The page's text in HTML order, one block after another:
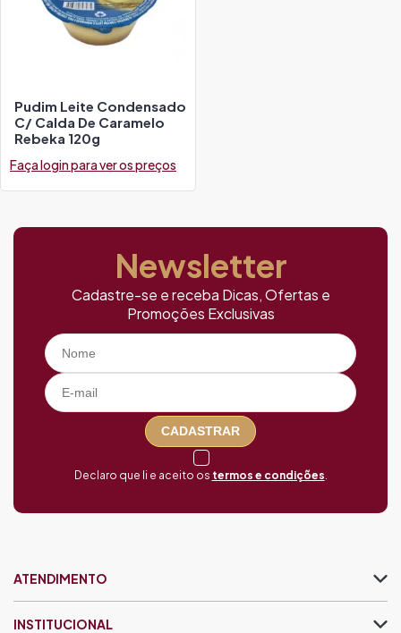
Pudim Leite Condensado
C/ Calda De Caramelo
Rebeka 120g
Faça login para ver os preços
Newsletter
Cadastre-se e receba Dicas, Ofertas e
Promoções Exclusivas
CADASTRAR
Declaro que li e aceito os termos e condições
ATENDIMENTO
INSTITUCIONAL